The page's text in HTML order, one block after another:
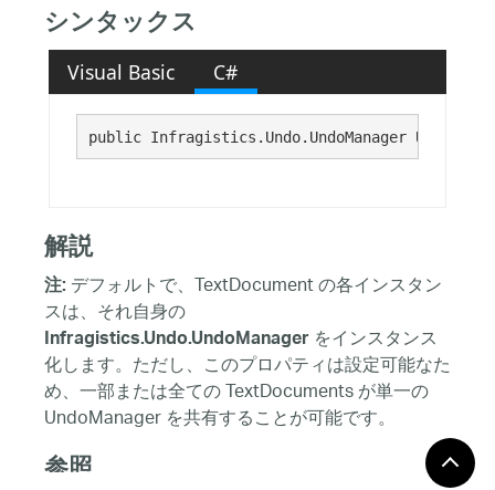
シンタックス
Visual Basic C#
public Infragistics.Undo.UndoManager
解説
注:デフォルトで、TextDocument の各インスタン
スは、それ自身の
Infragistics.Undo.UndoManagerをインスタンス
化します。ただし、このプロパティは設定可能なた
め、一部または全ての TextDocuments が単一の
UndoManager を共有することが可能です。
参照